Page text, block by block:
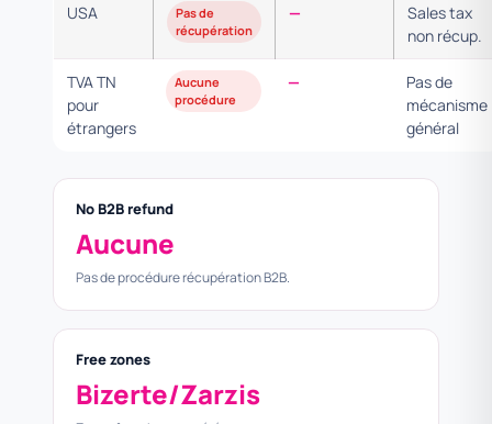
USA
Pas de
récupération
—
Sales tax
non récup.
TVA TN
pour
étrangers
Aucune
procédure
—
Pas de
mécanisme
général
No B2B refund
Aucune
Pas de procédure récupération B2B.
Free zones
Bizerte/Zarzis